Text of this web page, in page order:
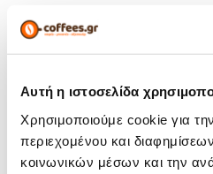
Αυτή η ιστοσελίδα
Χρησιμοποιούμε cookie για
περιεχομένου και
κοινωνικών μέσων και την
Άρωμα:
Ένταση: